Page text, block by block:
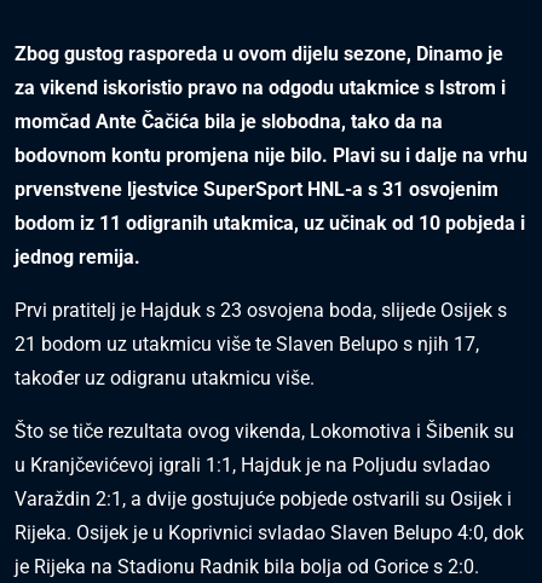
Zbog gustog rasporeda u ovom dijelu sezone, Dinamo je
za vikend iskoristio pravo na odgodu utakmice s Istrom i
momčad Ante Čačića bila je slobodna, tako da na
bodovnom kontu promjena nije bilo. Plavi su i dalje na vrhu
prvenstvene ljestvice SuperSport HNL-a s 31 osvojenim
bodom iz 11 odigranih utakmica, uz učinak od 10 pobjeda i
jednog remija.
Prvi pratitelj je Hajduk s 23 osvojena boda, slijede Osijek s
21 bodom uz utakmicu više te Slaven Belupo s njih 17,
također uz odigranu utakmicu više.
Što se tiče rezultata ovog vikenda, Lokomotiva i Šibenik su
u Kranjčevićevoj igrali 1:1, Hajduk je na Poljudu svladao
Varaždin 2:1, a dvije gostujuće pobjede ostvarili su Osijek i
Rijeka. Osijek je u Koprivnici svladao Slaven Belupo 4:0, dok
je Rijeka na Stadionu Radnik bila bolja od Gorice s 2:0.